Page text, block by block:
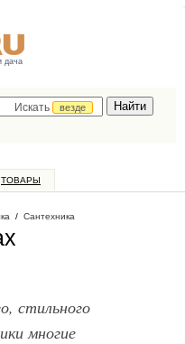
дача
Искать
везде
ТОВАРЫ
/ Сантехника
стильного
многие